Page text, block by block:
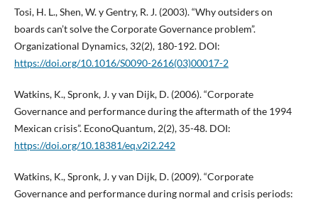
Tosi, H. L., Shen, W. y Gentry, R. J. (2003). “Why outsiders on
boards can’t solve the Corporate Governance problem”.
Organizational Dynamics, 32(2), 180-192. DOI:
https://doi.org/10.1016/S0090-2616(03)00017-2
Watkins, K., Spronk, J. y van Dijk, D. (2006). “Corporate
Governance and performance during the aftermath of the 1994
Mexican crisis”. EconoQuantum, 2(2), 35-48. DOI:
https://doi.org/10.18381/eq.v2i2.242
Watkins, K., Spronk, J. y van Dijk, D. (2009). “Corporate
Governance and performance during normal and crisis periods: